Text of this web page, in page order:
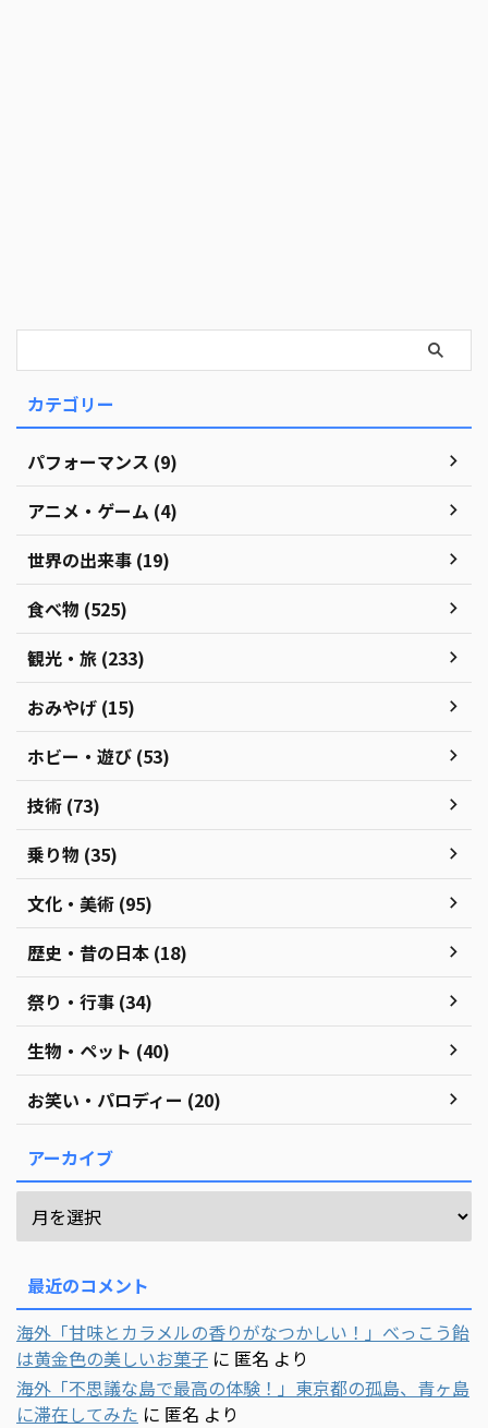
カテゴリー
パフォーマンス (9)
アニメ・ゲーム (4)
世界の出来事 (19)
食べ物 (525)
観光・旅 (233)
おみやげ (15)
ホビー・遊び (53)
技術 (73)
乗り物 (35)
文化・美術 (95)
歴史・昔の日本 (18)
祭り・行事 (34)
生物・ペット (40)
お笑い・パロディー (20)
アーカイブ
最近のコメント
海外「甘味とカラメルの香りがなつかしい！」べっこう飴
は黄金色の美しいお菓子 に 匿名 より
海外「不思議な島で最高の体験！」東京都の孤島、青ヶ島
に滞在してみた に 匿名 より